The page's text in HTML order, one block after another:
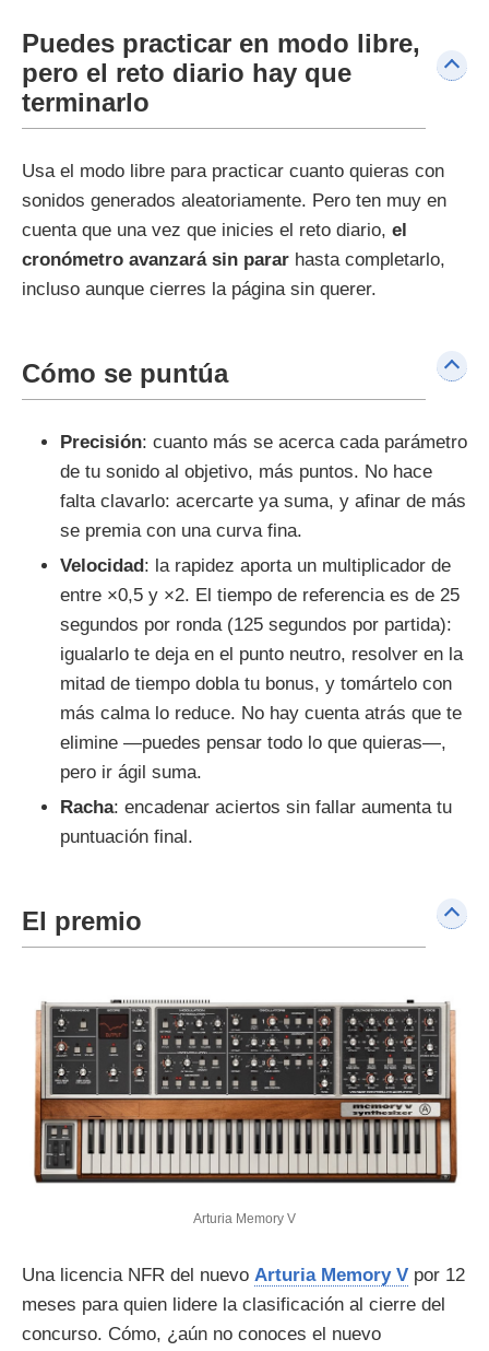
Puedes practicar en modo libre,
pero el reto diario hay que
terminarlo
Usa el modo libre para practicar cuanto quieras con
sonidos generados aleatoriamente. Pero ten muy en
cuenta que una vez que inicies el reto diario, el
cronómetro avanzará sin parar hasta completarlo,
incluso aunque cierres la página sin querer.
Cómo se puntúa
Precisión: cuanto más se acerca cada parámetro
de tu sonido al objetivo, más puntos. No hace
falta clavarlo: acercarte ya suma, y afinar de más
se premia con una curva fina.
Velocidad : la rapidez aporta un multiplicador de
entre ×0,5 y ×2. El tiempo de referencia es de 25
segundos por ronda (125 segundos por partida):
igualarlo te deja en el punto neutro, resolver en la
mitad de tiempo dobla tu bonus, y tomártelo con
más calma lo reduce. No hay cuenta atrás que te
elimine —puedes pensar todo lo que quieras—,
pero ir ágil suma.
Racha: encadenar aciertos sin fallar aumenta tu
puntuación final.
El premio
Arturia Memory V
Una licencia NFR del nuevo Arturia Memory V por 12
meses para quien lidere la clasificación al cierre del
concurso. Cómo, ¿aún no conoces el nuevo